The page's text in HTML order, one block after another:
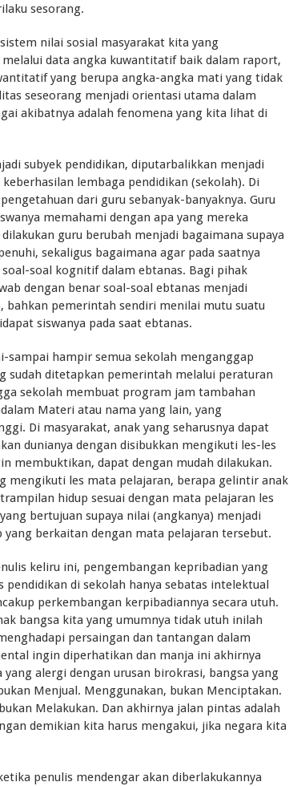
sesorang.
nilai sosial masyarakat kita yang
data angka kuwantitatif baik dalam raport,
yang berupa angka-angka mati yang tidak
seseorang menjadi orientasi utama dalam
akibatnya adalah fenomena yang kita lihat di
subyek pendidikan, diputarbalikkan menjadi
lembaga pendidikan (sekolah). Di
dari guru sebanyak-banyaknya. Guru
memahami dengan apa yang mereka
guru berubah menjadi bagaimana supaya
sekaligus bagaimana agar pada saatnya
soal kognitif dalam ebtanas. Bagi pihak
dengan benar soal-soal ebtanas menjadi
bahkan pemerintah sendiri menilai mutu suatu
siswanya pada saat ebtanas.
sampai hampir semua sekolah menganggap
sudah ditetapkan pemerintah melalui peraturan
sekolah membuat program jam tambahan
Materi atau nama yang lain, yang
Di masyarakat, anak yang seharusnya dapat
dunianya dengan disibukkan mengikuti les-les
membuktikan, dapat dengan mudah dilakukan.
mengikuti les mata pelajaran, berapa gelintir anak
hidup sesuai dengan mata pelajaran les
bertujuan supaya nilai (angkanya) menjadi
berkaitan dengan mata pelajaran tersebut.
keliru ini, pengembangan kepribadian yang
di sekolah hanya sebatas intelektual
perkembangan kerpibadiannya secara utuh.
bangsa kita yang umumnya tidak utuh inilah
persaingan dan tantangan dalam
ingin diperhatikan dan manja ini akhirnya
alergi dengan urusan birokrasi, bangsa yang
Menjual. Menggunakan, bukan Menciptakan.
Melakukan. Dan akhirnya jalan pintas adalah
demikian kita harus mengakui, jika negara kita
penulis mendengar akan diberlakukannya